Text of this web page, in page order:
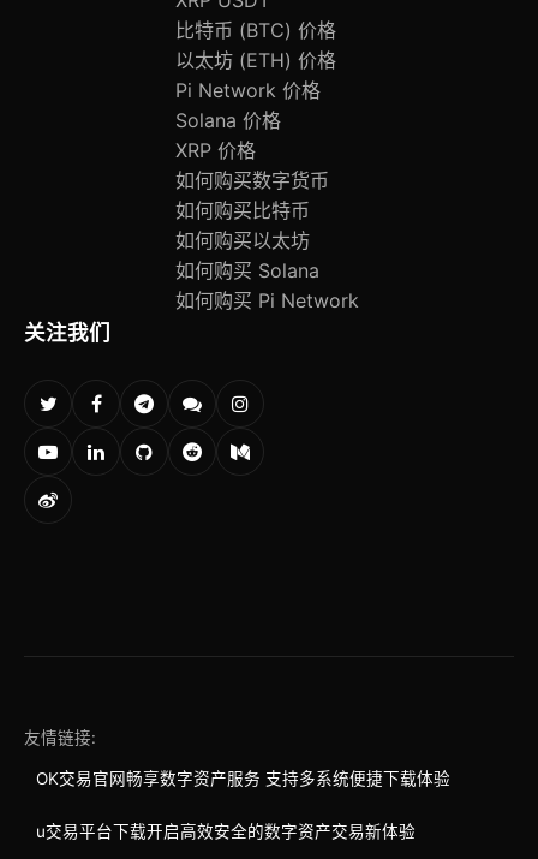
关注我们
比特币 (BTC) 价格
以太坊 (ETH) 价格
Pi Network 价格
Solana 价格
XRP 价格
如何购买数字货币
如何购买比特币
如何购买以太坊
如何购买 Solana
如何购买 Pi Network
友情链接:
OK交易官网畅享数字资产服务 支持多系统便捷下载体验
u交易平台下载开启高效安全的数字资产交易新体验